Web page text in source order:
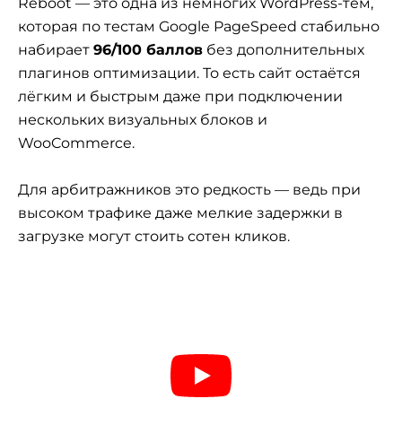
которая по тестам Google PageSpeed стабильно
набирает 96/100 баллов без дополнительных
плагинов оптимизации. То есть сайт остаётся
лёгким и быстрым даже при подключении
нескольких визуальных блоков и
WooCommerce.
Для арбитражников это редкость — ведь при
высоком трафике даже мелкие задержки в
загрузке могут стоить сотен кликов.